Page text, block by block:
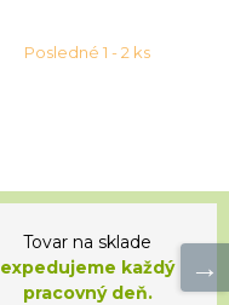
Posledné 1 - 2 ks
Tovar na sklade
expedujeme každý
pracovný deň.